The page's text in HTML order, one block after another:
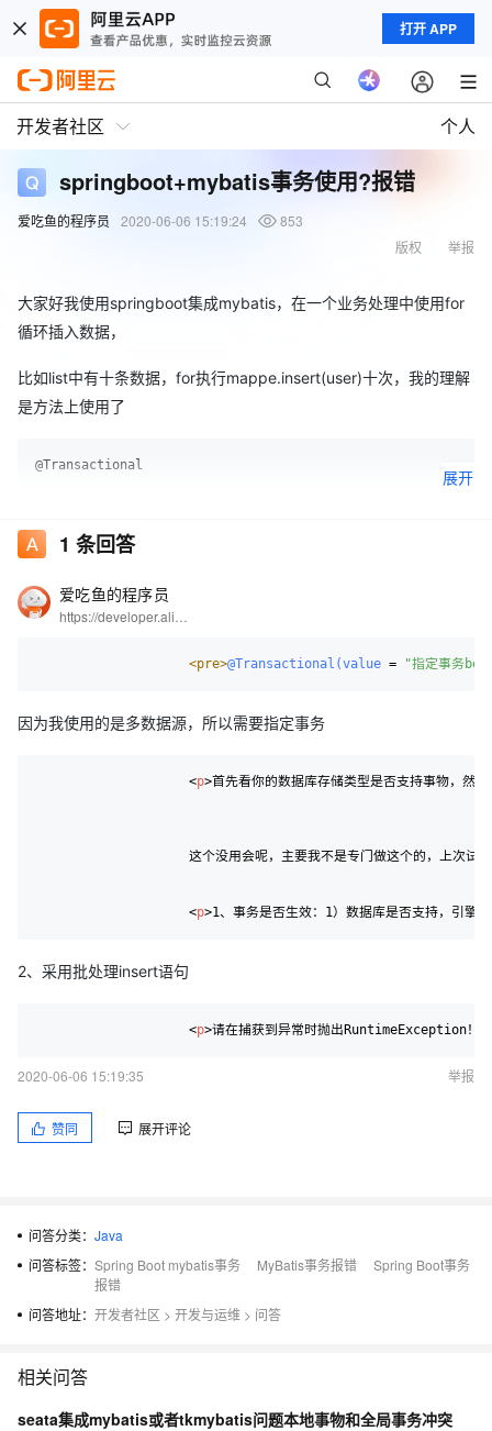
打开 APP
开发者社区 个人
springboot+mybatis事务使用?报错
爱吃鱼的程序员 2020-06-06 15:19:24
853
举报
版权
大家好我使用springboot集成mybatis，在一个业务处理中使用for
循环插入数据，
比如list中有十条数据，for执行mappe.insert(user)十次，我的理解
是方法上使用了
@Transactional
的理解哪里有问题吗？
展开
1 条回答
爱吃鱼的程序员
<pre>@Transactional(value = "指定事务
因为我使用的是多数据源，所以需要指定事务
<p>首先看你的数据库存储类型是否支持事物，然
这个没用会呢，主要我不是专门做这个的，上次试
<p>1、事务是否生效：1）数据库是否支持，引擎
2、采用批处理insert语句
<p>请在捕获到异常时抛出RuntimeException！！
2020-06-06 15:19:35 举报
赞同 展开评论
问答分类： Java
问答标签： Spring Boot mybatis事务 MyBatis事务报错
Spring Boot事务
报错
问答地址： 开发者社区 > 开发与运维 > 问答
相关问答
seata集成mybatis或者tkmybatis问题本地事物和全局事务冲突